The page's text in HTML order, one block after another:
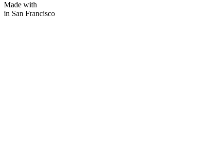
Made with
in San Francisco